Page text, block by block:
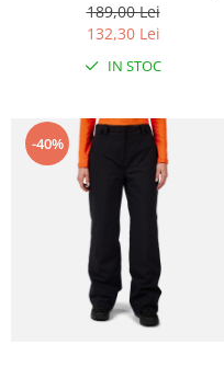
189,00 Lei
132,30 Lei
IN STOC
-40%